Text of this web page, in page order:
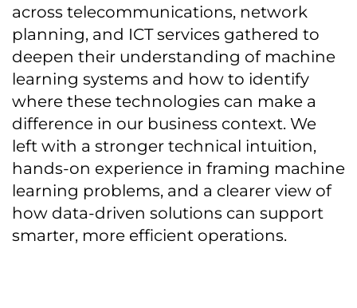
across telecommunications, network
planning, and ICT services gathered to
deepen their understanding of machine
learning systems and how to identify
where these technologies can make a
difference in our business context. We
left with a stronger technical intuition,
hands-on experience in framing machine
learning problems, and a clearer view of
how data-driven solutions can support
smarter, more efficient operations.